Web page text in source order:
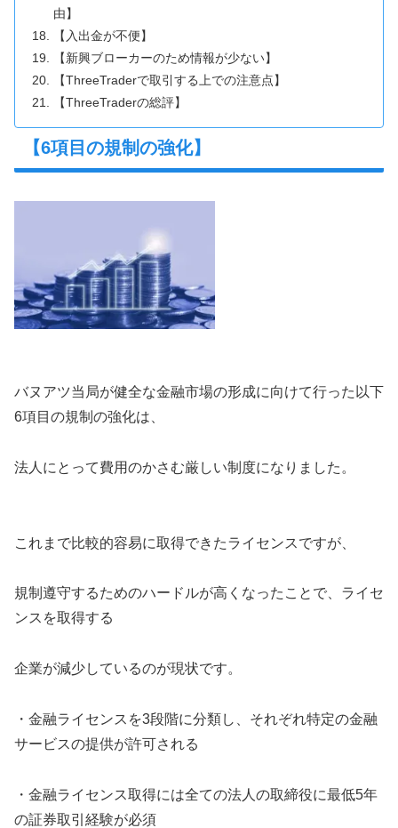
由】
【入出金が不便】
【新興ブローカーのため情報が少ない】
【ThreeTraderで取引する上での注意点】
【ThreeTraderの総評】
【6項目の規制の強化】
バヌアツ当局が健全な金融市場の形成に向けて行った以下
6項目の規制の強化は、
法人にとって費用のかさむ厳しい制度になりました。
これまで比較的容易に取得できたライセンスですが、
規制遵守するためのハードルが高くなったことで、ライセ
ンスを取得する
企業が減少しているのが現状です。
・金融ライセンスを3段階に分類し、それぞれ特定の金融
サービスの提供が許可される
・金融ライセンス取得には全ての法人の取締役に最低5年
の証券取引経験が必須